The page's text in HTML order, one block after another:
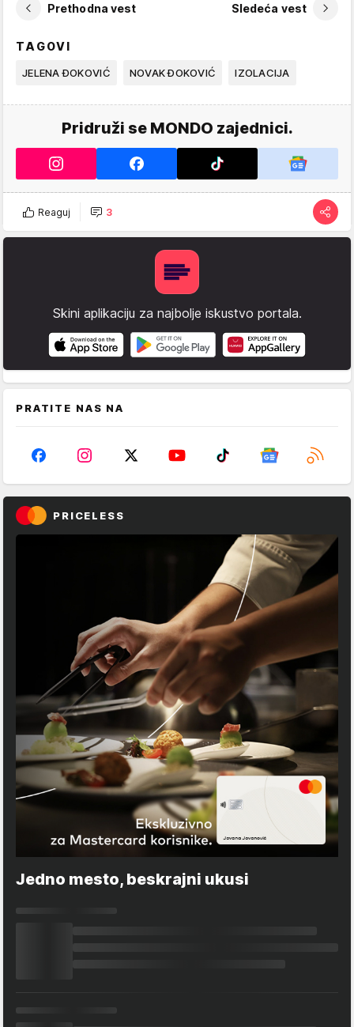
Prethodna vest Sledeća vest
TAGOVI
JELENA ĐOKOVIĆ NOVAK ĐOKOVIĆ IZOLACIJA
Pridruži se MONDO zajednici.
Reaguj 3
Skini aplikaciju za najbolje iskustvo portala.
PRATITE NAS NA
PRICELESS
Jedno mesto, beskrajni ukusi